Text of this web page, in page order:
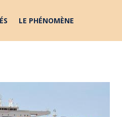
LE PHÉNOMÈNE